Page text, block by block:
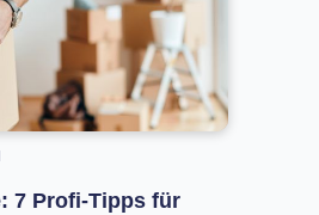
7 Profi-Tipps für